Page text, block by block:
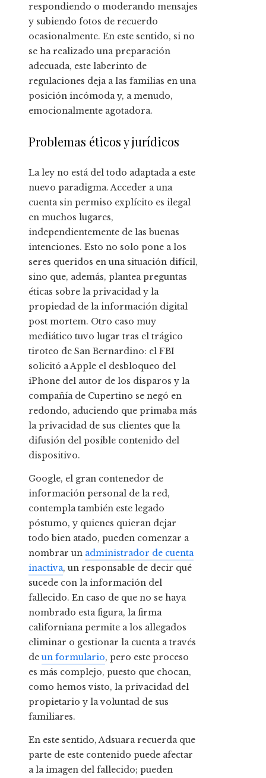
respondiendo o moderando mensajes
y subiendo fotos de recuerdo
ocasionalmente. En este sentido, si no
se ha realizado una preparación
adecuada, este laberinto de
regulaciones deja a las familias en una
posición incómoda y, a menudo,
emocionalmente agotadora.
Problemas éticos y jurídicos
La ley no está del todo adaptada a este
nuevo paradigma. Acceder a una
cuenta sin permiso explícito es ilegal
en muchos lugares,
independientemente de las buenas
intenciones. Esto no solo pone a los
seres queridos en una situación difícil,
sino que, además, plantea preguntas
éticas sobre la privacidad y la
propiedad de la información digital
post mortem. Otro caso muy
mediático tuvo lugar tras el trágico
tiroteo de San Bernardino: el FBI
solicitó a Apple el desbloqueo del
iPhone del autor de los disparos y la
compañía de Cupertino se negó en
redondo, aduciendo que primaba más
la privacidad de sus clientes que la
difusión del posible contenido del
dispositivo.
Google, el gran contenedor de
información personal de la red,
contempla también este legado
póstumo, y quienes quieran dejar
todo bien atado, pueden comenzar a
nombrar un administrador de cuenta
inactiva, un responsable de decir qué
sucede con la información del
fallecido. En caso de que no se haya
nombrado esta figura, la firma
californiana permite a los allegados
eliminar o gestionar la cuenta a través
de un formulario, pero este proceso
es más complejo, puesto que chocan,
como hemos visto, la privacidad del
propietario y la voluntad de sus
familiares.
En este sentido, Adsuara recuerda que
parte de este contenido puede afectar
a la imagen del fallecido; pueden